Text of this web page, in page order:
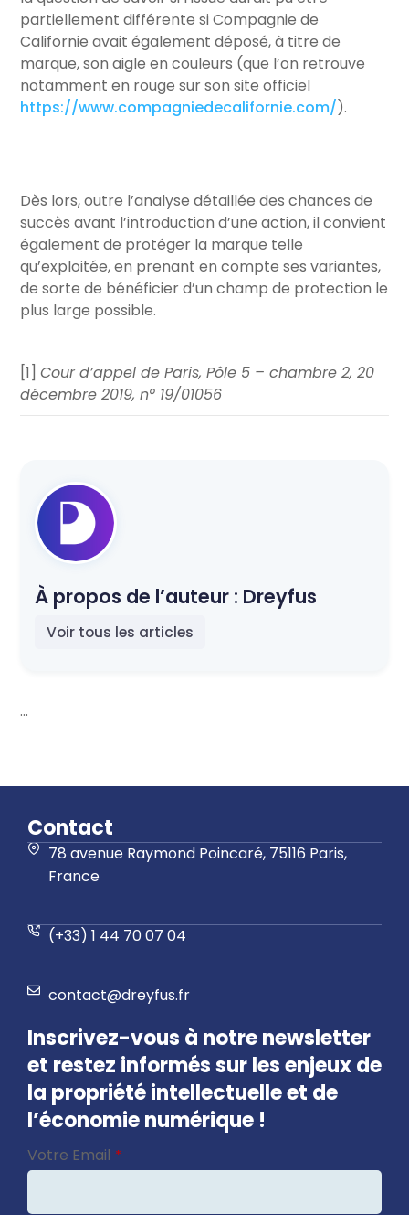
partiellement différente si Compagnie de
Californie avait également déposé, à titre de
marque, son aigle en couleurs (que l’on retrouve
notamment en rouge sur son site officiel
https://www.compagniedecalifornie.com/).
Dès lors, outre l’analyse détaillée des chances de
succès avant l’introduction d’une action, il convient
également de protéger la marque telle
qu’exploitée, en prenant en compte ses variantes,
de sorte de bénéficier d’un champ de protection le
plus large possible.
[1]Cour d’appel de Paris, Pôle 5 – chambre 2, 20
décembre 2019, n° 19/01056
À propos de l’auteur : Dreyfus
Voir tous les articles
...
Contact
78 avenue Raymond Poincaré, 75116 Paris,
France
(+33) 1 44 70 07 04
contact@dreyfus.fr
Inscrivez-vous à notre newsletter
et restez informés sur les enjeux de
la propriété intellectuelle et de
l’économie numérique !
Company
Name *
Votre Email *